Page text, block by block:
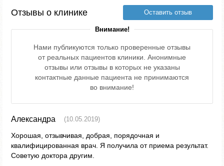
Отзывы о клинике Оставить отзыв
Внимание!
Нами публикуются только проверенные отзывы
от реальных пациентов клиники. Анонимные
отзывы или отзывы в которых не указаны
контактные данные пациента не принимаются
во внимание!
Александра (10.05.2019)
Хорошая, отзывчивая, добрая, порядочная и
квалифицированная врач. Я получила от приема результат.
Советую доктора другим.